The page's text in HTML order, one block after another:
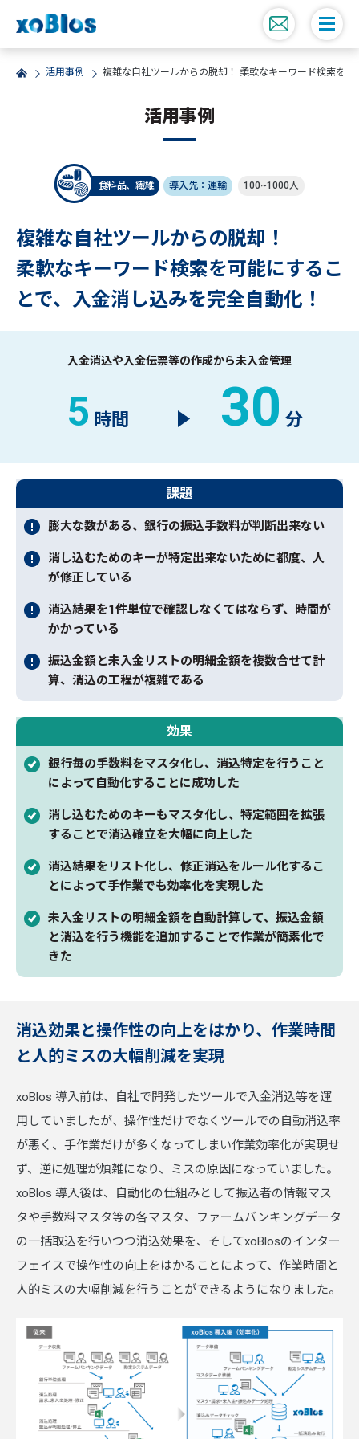
活用事例 複雑な自社ツールからの脱却！ 柔軟なキーワード検索を
活用事例
食料品、繊維 導入先：運輸 100~1000人
複雑な自社ツールからの脱却！
柔軟なキーワード検索を可能にするこ
とで、入金消し込みを完全自動化！
入金消込や入金伝票等の作成から未入金管理
5 時間 30 分
課題
膨大な数がある、銀行の振込手数料が判断出来ない
消し込むためのキーが特定出来ないために都度、人
が修正している
消込結果を1件単位で確認しなくてはならず、時間が
かかっている
振込金額と未入金リストの明細金額を複数合せて計
算、消込の工程が複雑である
効果
銀行毎の手数料をマスタ化し、消込特定を行うこと
によって自動化することに成功した
消し込むためのキーもマスタ化し、特定範囲を拡張
することで消込確立を大幅に向上した
消込結果をリスト化し、修正消込をルール化するこ
とによって手作業でも効率化を実現した
未入金リストの明細金額を自動計算して、振込金額
と消込を行う機能を追加することで作業が簡素化で
きた
消込効果と操作性の向上をはかり、作業時間
と人的ミスの大幅削減を実現
xoBlos 導入前は、自社で開発したツールで入金消込等を運
用していましたが、操作性だけでなくツールでの自動消込率
が悪く、手作業だけが多くなってしまい作業効率化が実現せ
ず、逆に処理が煩雑になり、ミスの原因になっていました。
xoBlos 導入後は、自動化の仕組みとして振込者の情報マス
タや手数料マスタ等の各マスタ、ファームバンキングデータ
の一括取込を行いつつ消込効果を、そしてxoBlosのインター
フェイスで操作性の向上をはかることによって、作業時間と
人的ミスの大幅削減を行うことができるようになりました。